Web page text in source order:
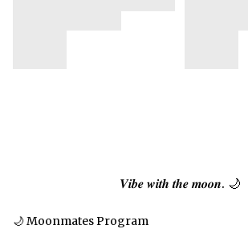
𝑽𝒊𝒃𝒆 𝒘𝒊𝒕𝒉 𝒕𝒉𝒆 𝒎𝒐𝒐𝒏. 🌙
🌙 Moonmates Program